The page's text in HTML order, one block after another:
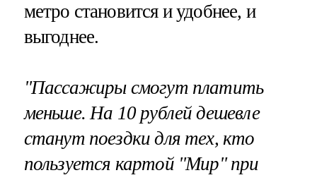
метро становится и удобнее, и
выгоднее.
"Пассажиры смогут платить
меньше. На 10 рублей дешевле
станут поездки для тех, кто
пользуется картой "Мир" при